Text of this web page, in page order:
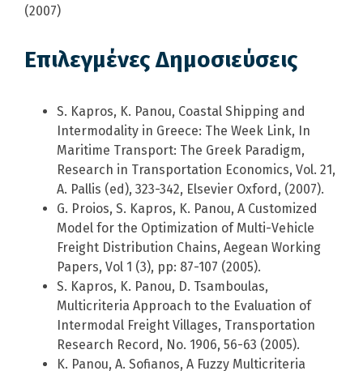
(2007)
Επιλεγμένες Δημοσιεύσεις
S. Kapros, K. Panou, Coastal Shipping and
Intermodality in Greece: The Week Link, In
Maritime Transport: The Greek Paradigm,
Research in Transportation Economics, Vol. 21,
A. Pallis (ed), 323-342, Elsevier Oxford, (2007).
G. Proios, S. Kapros, K. Panou, A Customized
Model for the Optimization of Multi-Vehicle
Freight Distribution Chains, Aegean Working
Papers, Vol 1 (3), pp: 87-107 (2005).
S. Kapros, K. Panou, D. Tsamboulas,
Multicriteria Approach to the Evaluation of
Intermodal Freight Villages, Transportation
Research Record, No. 1906, 56-63 (2005).
K. Panou, A. Sofianos, A Fuzzy Multicriteria